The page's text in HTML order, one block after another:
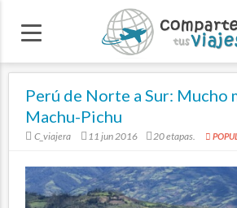
Perú de Norte a Sur: Mucho
Machu-Pichu
C_viajera 11 jun 2016 20 etapas.